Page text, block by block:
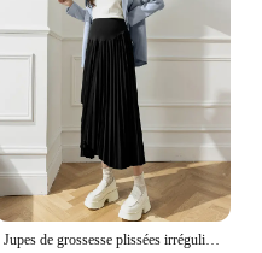
Jupes de grossesse plissées irrégulières pour femmes enceintes, taille élastique, mode coréenne, vêtements d'automne et d'hiver